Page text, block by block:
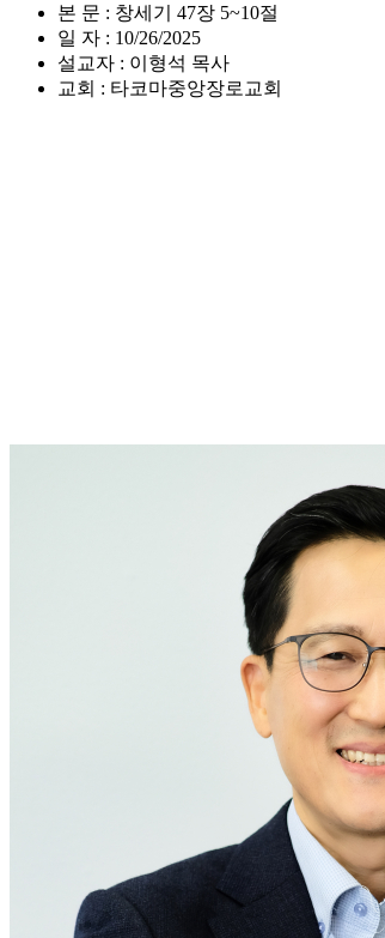
본 문 : 창세기 47장 5~10절
일 자 : 10/26/2025
설교자 : 이형석 목사
교회 : 타코마중앙장로교회